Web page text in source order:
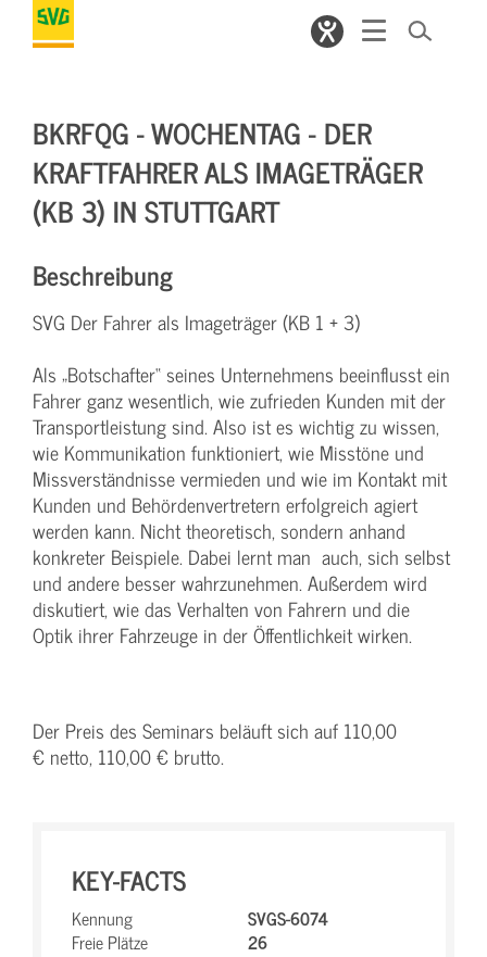
BKRFQG - WOCHENTAG - DER
KRAFTFAHRER ALS IMAGETRÄGER
(KB 3) IN STUTTGART
Beschreibung
SVG Der Fahrer als Imageträger (KB 1 + 3)
Als „Botschafter“ seines Unternehmens beeinflusst ein
Fahrer ganz wesentlich, wie zufrieden Kunden mit der
Transportleistung sind. Also ist es wichtig zu wissen,
wie Kommunikation funktioniert, wie Misstöne und
Missverständnisse vermieden und wie im Kontakt mit
Kunden und Behördenvertretern erfolgreich agiert
werden kann. Nicht theoretisch, sondern anhand
konkreter Beispiele. Dabei lernt man auch, sich selbst
und andere besser wahrzunehmen. Außerdem wird
diskutiert, wie das Verhalten von Fahrern und die
Optik ihrer Fahrzeuge in der Öffentlichkeit wirken.
Der Preis des Seminars beläuft sich auf 110,00
€ netto, 110,00 € brutto.
KEY-FACTS
Kennung
SVGS-6074
Freie Plätze
26